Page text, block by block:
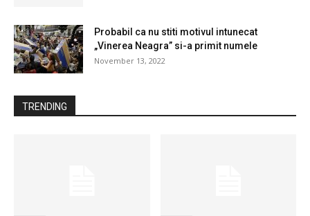
Probabil ca nu stiti motivul intunecat
„Vinerea Neagra” si-a primit numele
November 13, 2022
TRENDING